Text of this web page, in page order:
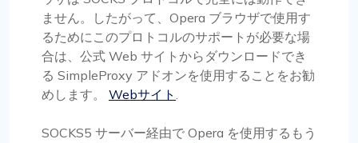
ません。したがって、Opera ブラウザで使用す
るためにこのプロトコルのサポートが必要な場
合は、公式 Web サイトからダウンロードでき
る SimpleProxy アドオンを使用することをお勧
めします。 Webサイト .
SOCKS5 サーバー経由で Opera を使用するもう